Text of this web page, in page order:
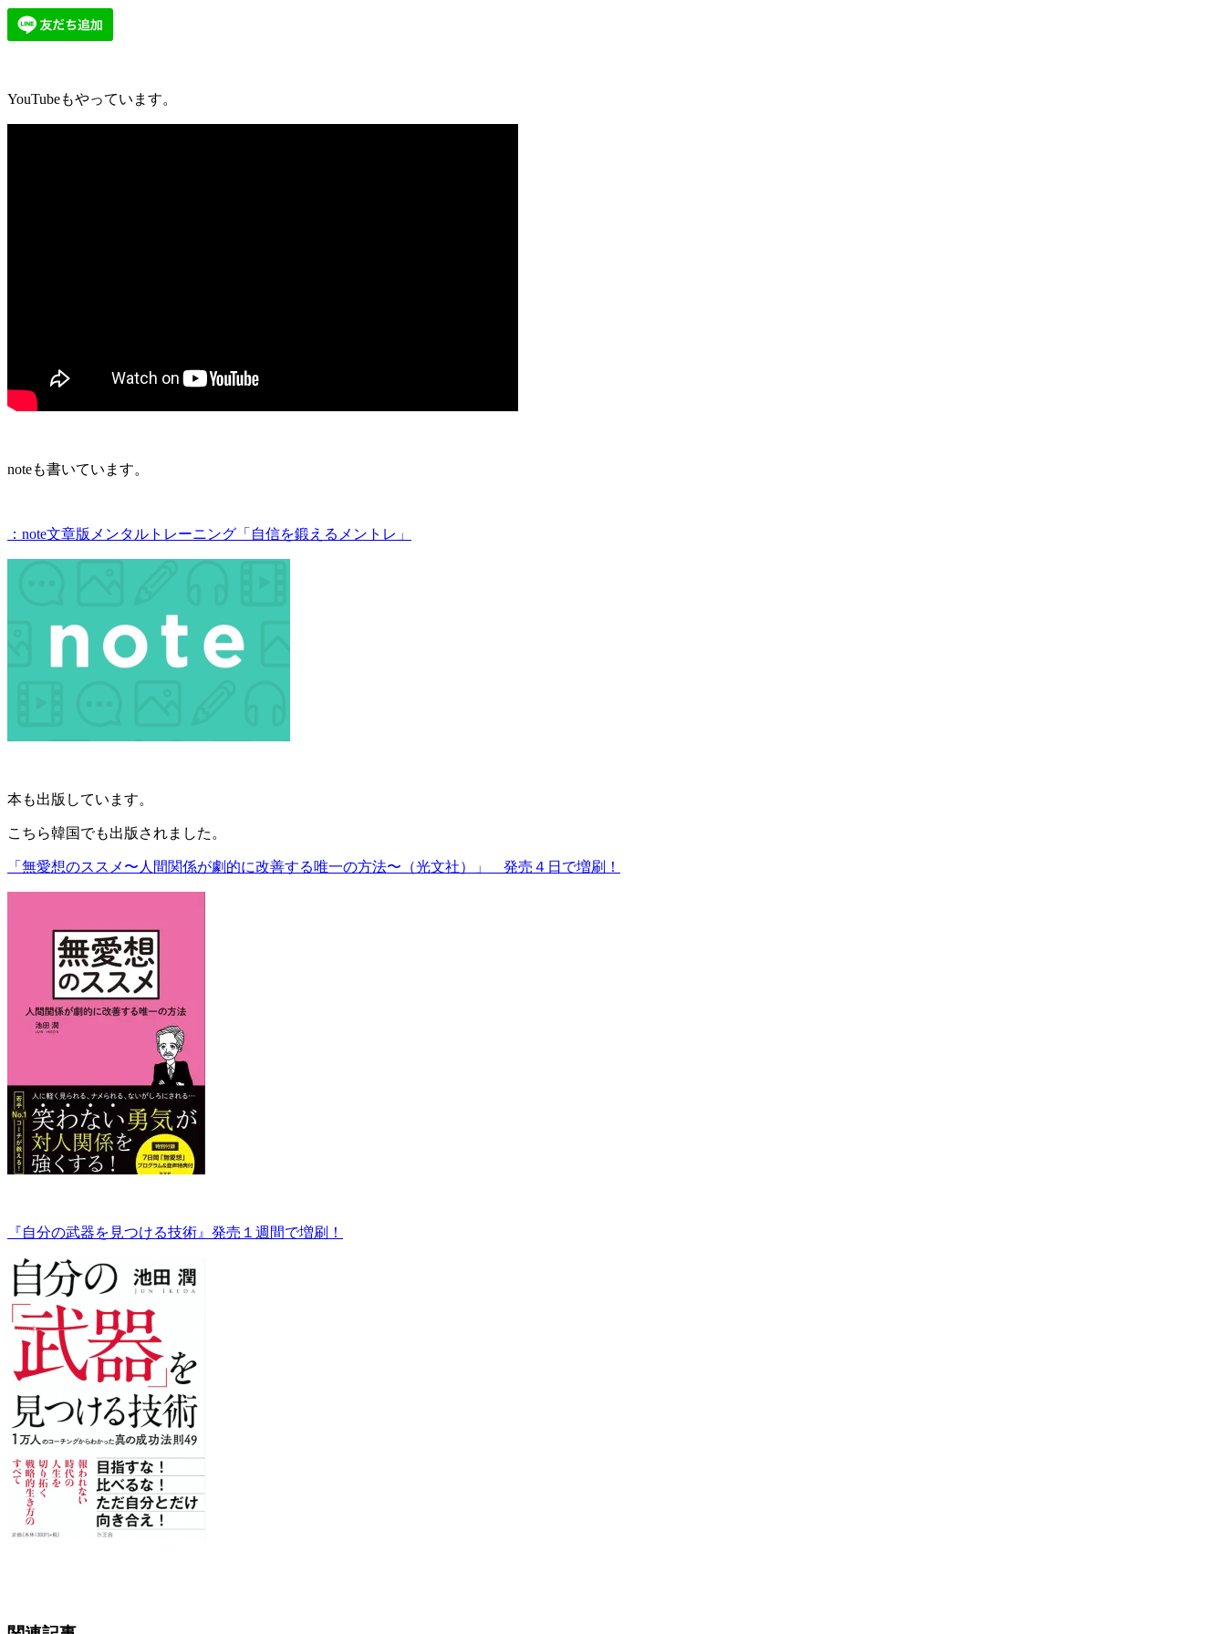
YouTubeもやっています。
noteも書いています。
：note文章版メンタルトレーニング「自信を鍛えるメントレ」
本も出版しています。
こちら韓国でも出版されました。
「無愛想のススメ〜人間関係が劇的に改善する唯一の方法〜（光文社）」 発売４日で増刷！
『自分の武器を見つける技術』発売１週間で増刷！